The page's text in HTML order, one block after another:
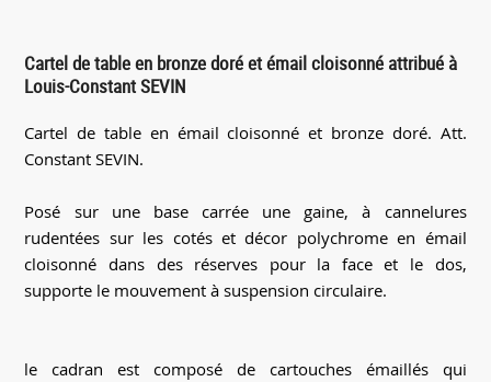
Cartel de table en bronze doré et émail cloisonné attribué à
Louis-Constant SEVIN
Cartel de table en émail cloisonné et bronze doré. Att.
Constant SEVIN.
Posé sur une base carrée une gaine, à cannelures
rudentées sur les cotés et décor polychrome en émail
cloisonné dans des réserves pour la face et le dos,
supporte le mouvement à suspension circulaire.
le cadran est composé de cartouches émaillés qui